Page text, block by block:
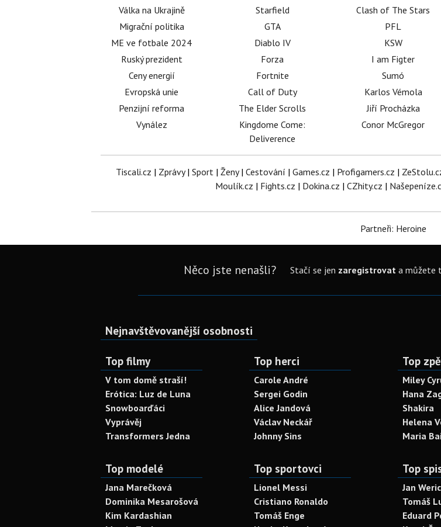
Válka na Ukrajině
Migrační politika
ME ve fotbale 2024
Ruský prezident
Ceny energií
Evropská unie
Penzijní reforma
Vynález
Starfield
GTA
Diablo IV
Forza
Fortnite
Call of Duty
The Elder Scrolls
Kingdome Come:
Deliverence
Clash of The Stars
PFL
KSW
I am Figter
Sumó
Karlos Vémola
Jiří Procházka
Conor McGregor
Tiscali.cz | Zprávy| Sport| Ženy| Cestování | Games.cz | Profigamers.cz |
Moulík.cz | Fights.cz | Dokina.cz | CZhity.cz |
Partneři: Heroine
Něco jste nenašli? Stačí se jen zaregistrovata můžete
Nejnavštěvovanější osobnosti
Top filmy
V tom domě straší!
Erótica: Luz de Luna
Snowboarďáci
Vyprávěj
Transformers Jedna
Top herci
Carole André
Sergei Godin
Alice Jandová
Václav Neckář
Johnny Sins
Top
Miley
Hana
Shakira
Helena
Maria
Top modelé
Jana Marečková
Dominika Mesarošová
Kim Kardashian
Top sportovci
Lionel Messi
Cristiano Ronaldo
Tomáš Enge
Top
Jan
Tomáš
Eduard